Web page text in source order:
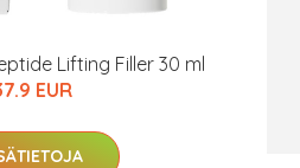
Lifting Filler 30 ml
EUR